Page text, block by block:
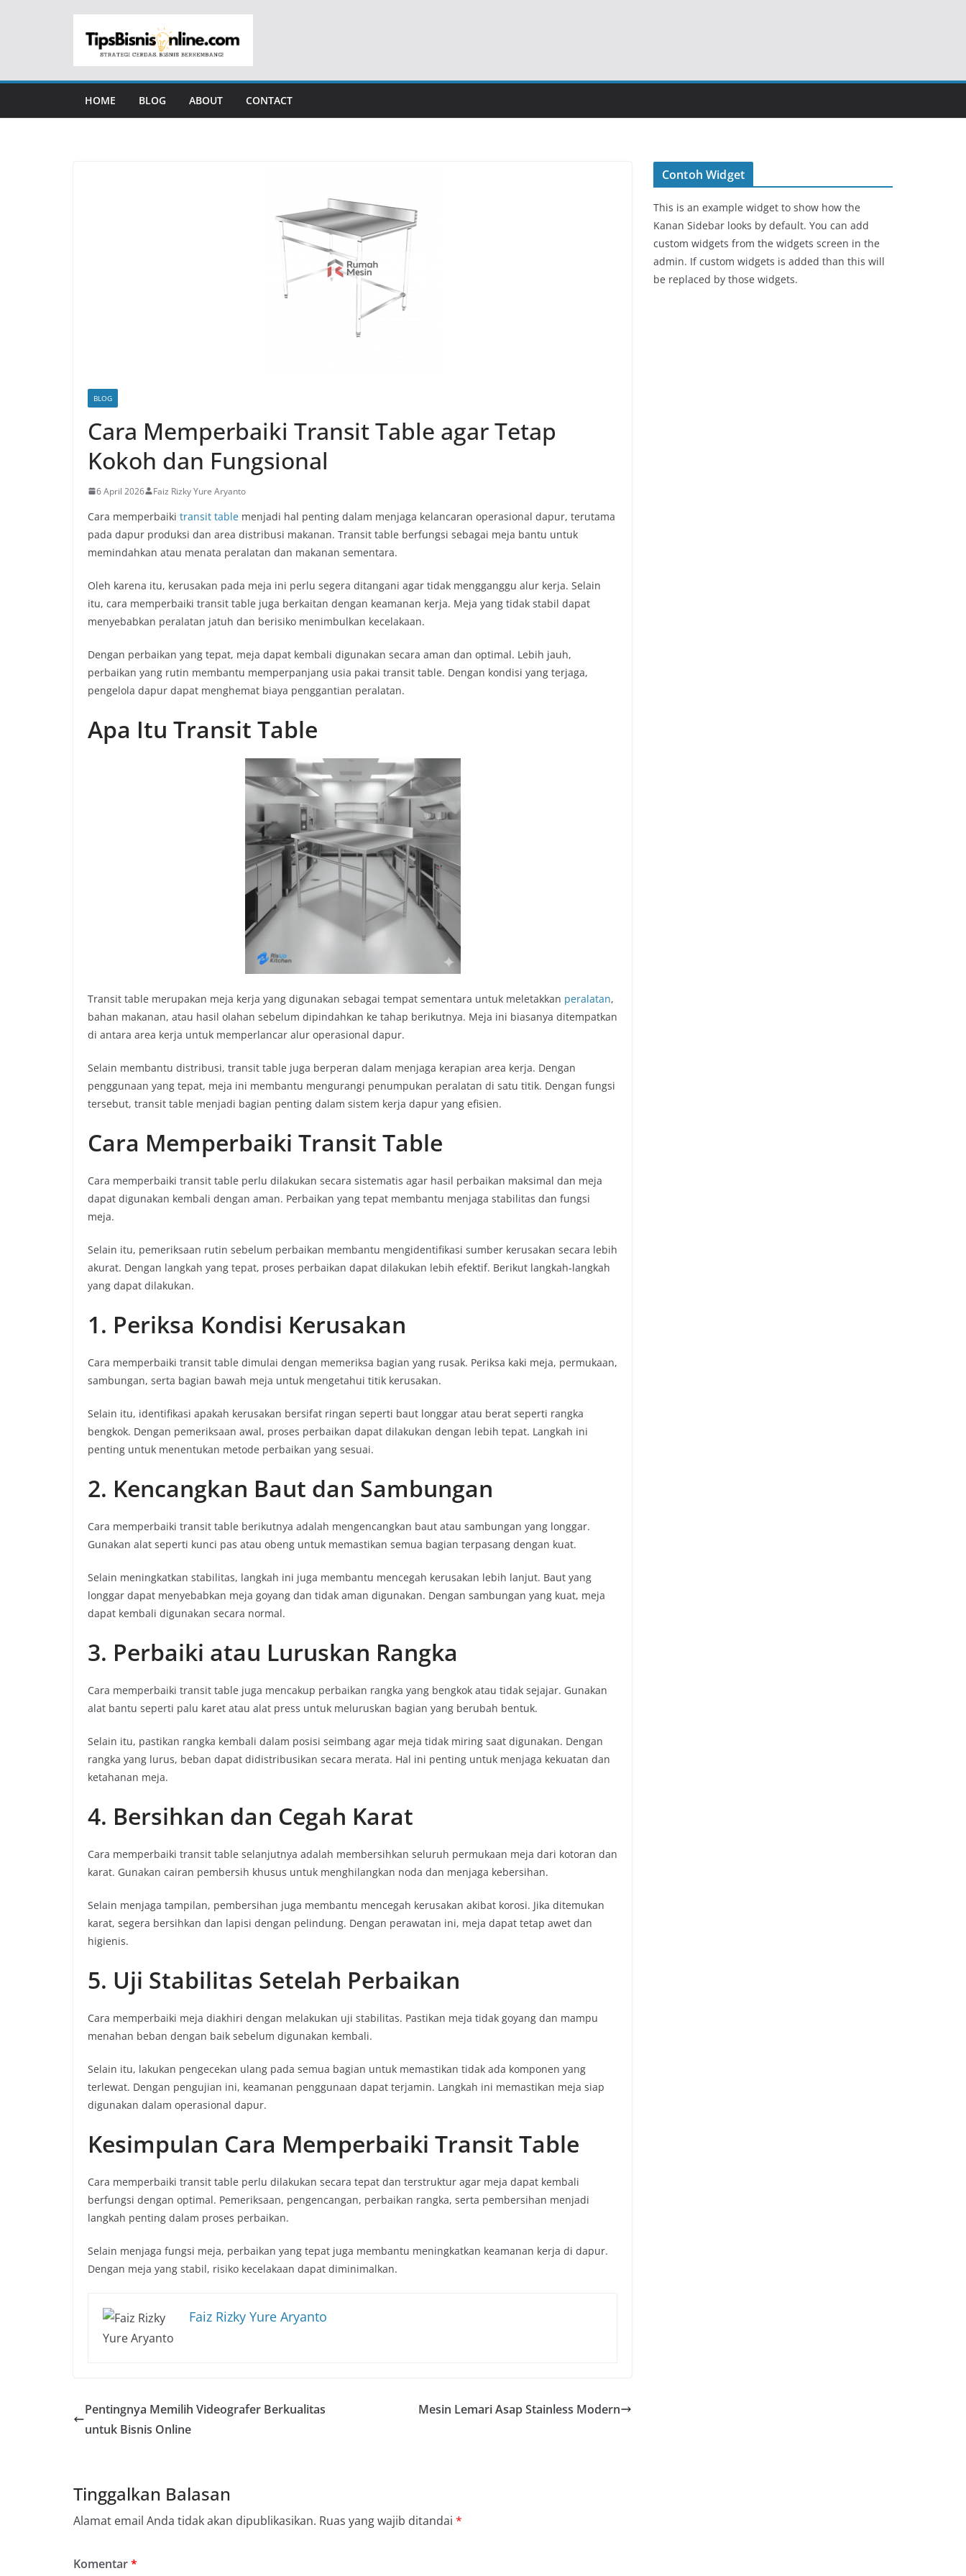
HOME BLOG ABOUT CONTACT
BLOG
Cara Memperbaiki Transit Table agar Tetap
Kokoh dan Fungsional
6 April 2026 Faiz Rizky Yure Aryanto
Cara memperbaiki transit table menjadi hal penting dalam menjaga kelancaran operasional dapur, terutama
pada dapur produksi dan area distribusi makanan. Transit table berfungsi sebagai meja bantu untuk
memindahkan atau menata peralatan dan makanan sementara.
Oleh karena itu, kerusakan pada meja ini perlu segera ditangani agar tidak mengganggu alur kerja. Selain
itu, cara memperbaiki transit table juga berkaitan dengan keamanan kerja. Meja yang tidak stabil dapat
menyebabkan peralatan jatuh dan berisiko menimbulkan kecelakaan.
Dengan perbaikan yang tepat, meja dapat kembali digunakan secara aman dan optimal. Lebih jauh,
perbaikan yang rutin membantu memperpanjang usia pakai transit table. Dengan kondisi yang terjaga,
pengelola dapur dapat menghemat biaya penggantian peralatan.
Apa Itu Transit Table
Transit table merupakan meja kerja yang digunakan sebagai tempat sementara untuk meletakkan peralatan,
bahan makanan, atau hasil olahan sebelum dipindahkan ke tahap berikutnya. Meja ini biasanya ditempatkan
di antara area kerja untuk memperlancar alur operasional dapur.
Selain membantu distribusi, transit table juga berperan dalam menjaga kerapian area kerja. Dengan
penggunaan yang tepat, meja ini membantu mengurangi penumpukan peralatan di satu titik. Dengan fungsi
tersebut, transit table menjadi bagian penting dalam sistem kerja dapur yang efisien.
Cara Memperbaiki Transit Table
Cara memperbaiki transit table perlu dilakukan secara sistematis agar hasil perbaikan maksimal dan meja
dapat digunakan kembali dengan aman. Perbaikan yang tepat membantu menjaga stabilitas dan fungsi
meja.
Selain itu, pemeriksaan rutin sebelum perbaikan membantu mengidentifikasi sumber kerusakan secara lebih
akurat. Dengan langkah yang tepat, proses perbaikan dapat dilakukan lebih efektif. Berikut langkah-langkah
yang dapat dilakukan.
1. Periksa Kondisi Kerusakan
Cara memperbaiki transit table dimulai dengan memeriksa bagian yang rusak. Periksa kaki meja, permukaan,
sambungan, serta bagian bawah meja untuk mengetahui titik kerusakan.
Selain itu, identifikasi apakah kerusakan bersifat ringan seperti baut longgar atau berat seperti rangka
bengkok. Dengan pemeriksaan awal, proses perbaikan dapat dilakukan dengan lebih tepat. Langkah ini
penting untuk menentukan metode perbaikan yang sesuai.
2. Kencangkan Baut dan Sambungan
Cara memperbaiki transit table berikutnya adalah mengencangkan baut atau sambungan yang longgar.
Gunakan alat seperti kunci pas atau obeng untuk memastikan semua bagian terpasang dengan kuat.
Selain meningkatkan stabilitas, langkah ini juga membantu mencegah kerusakan lebih lanjut. Baut yang
longgar dapat menyebabkan meja goyang dan tidak aman digunakan. Dengan sambungan yang kuat, meja
dapat kembali digunakan secara normal.
3. Perbaiki atau Luruskan Rangka
Cara memperbaiki transit table juga mencakup perbaikan rangka yang bengkok atau tidak sejajar. Gunakan
alat bantu seperti palu karet atau alat press untuk meluruskan bagian yang berubah bentuk.
Selain itu, pastikan rangka kembali dalam posisi seimbang agar meja tidak miring saat digunakan. Dengan
rangka yang lurus, beban dapat didistribusikan secara merata. Hal ini penting untuk menjaga kekuatan dan
ketahanan meja.
4. Bersihkan dan Cegah Karat
Cara memperbaiki transit table selanjutnya adalah membersihkan seluruh permukaan meja dari kotoran dan
karat. Gunakan cairan pembersih khusus untuk menghilangkan noda dan menjaga kebersihan.
Selain menjaga tampilan, pembersihan juga membantu mencegah kerusakan akibat korosi. Jika ditemukan
karat, segera bersihkan dan lapisi dengan pelindung. Dengan perawatan ini, meja dapat tetap awet dan
higienis.
5. Uji Stabilitas Setelah Perbaikan
Cara memperbaiki meja diakhiri dengan melakukan uji stabilitas. Pastikan meja tidak goyang dan mampu
menahan beban dengan baik sebelum digunakan kembali.
Selain itu, lakukan pengecekan ulang pada semua bagian untuk memastikan tidak ada komponen yang
terlewat. Dengan pengujian ini, keamanan penggunaan dapat terjamin. Langkah ini memastikan meja siap
digunakan dalam operasional dapur.
Kesimpulan Cara Memperbaiki Transit Table
Cara memperbaiki transit table perlu dilakukan secara tepat dan terstruktur agar meja dapat kembali
berfungsi dengan optimal. Pemeriksaan, pengencangan, perbaikan rangka, serta pembersihan menjadi
langkah penting dalam proses perbaikan.
Selain menjaga fungsi meja, perbaikan yang tepat juga membantu meningkatkan keamanan kerja di dapur.
Dengan meja yang stabil, risiko kecelakaan dapat diminimalkan.
Faiz Rizky Yure Aryanto
Pentingnya Memilih Videografer Berkualitas
untuk Bisnis Online
Mesin Lemari Asap Stainless Modern
Tinggalkan Balasan
Alamat email Anda tidak akan dipublikasikan. Ruas yang wajib ditandai *
Komentar*
Contoh Widget
This is an example widget to show how the
Kanan Sidebar looks by default. You can add
custom widgets from the widgets screen in the
admin. If custom widgets is added than this will
be replaced by those widgets.